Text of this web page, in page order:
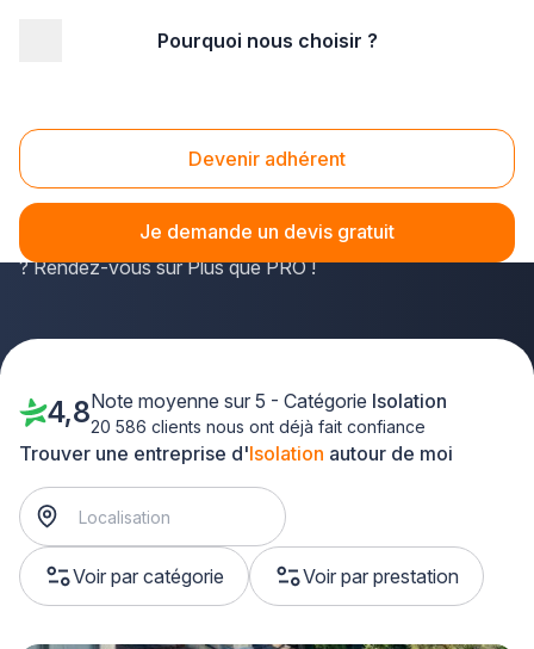
Pourquoi nous choisir ?
Devenir adhérent
Je demande un devis gratuit
Isolation Dordogne (24)
Résidents de la Dordogne, vous recherchez un
professionnel de l'isolation capable dechoisir un
coffrage isolant ou installer des toitures intérieures
? Rendez-vous sur Plus que PRO !
Trouver une entreprise d'Isolation autour de moi
Voir par catégorie Voir par prestation
4,8Note moyenne sur 5 - Catégorie Isolation
20 586 clients nous ont déjà fait confiance